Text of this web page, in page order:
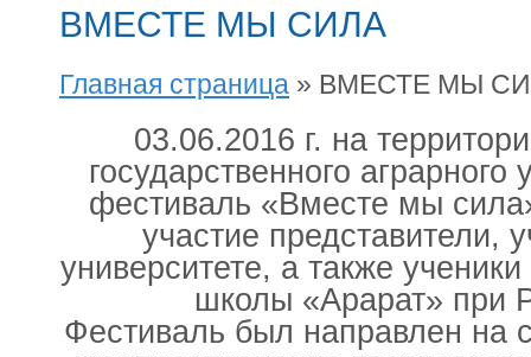
ВМЕСТЕ МЫ СИЛА
Главная страница » ВМЕСТЕ МЫ
03.06.2016 г. на
государственного
фестиваль «Вместе мы
участие представители,
университете, а также
школы «Арарат»
Фестиваль был направлен на